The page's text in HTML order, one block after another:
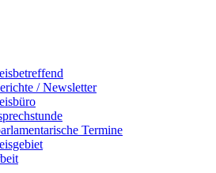
/ Newsletter
Termine